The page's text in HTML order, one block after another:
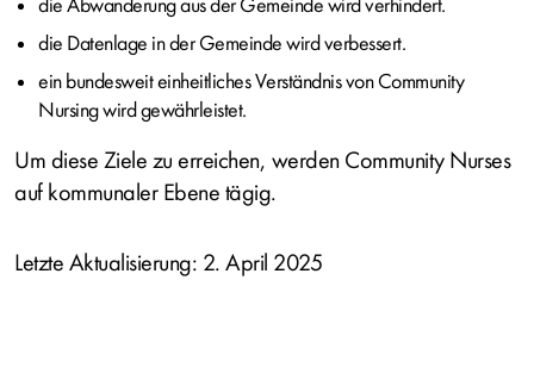
die Abwanderung aus der Gemeinde wird verhindert.
die Datenlage in der Gemeinde wird verbessert.
ein bundesweit einheitliches Verständnis von Community
Nursing wird gewährleistet.
Um diese Ziele zu erreichen, werden Community Nurses
auf kommunaler Ebene tägig.
Letzte Aktualisierung: 2. April 2025